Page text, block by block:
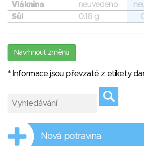
Vláknina
neuvedeno
Sůl
0.18 g
Navrhnout změnu
* Informace jsou převzaté z etikety
Nová potravina